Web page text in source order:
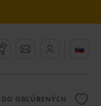
Strážny pesSprávy 🇸🇰
DO OBĽÚBENÝCH